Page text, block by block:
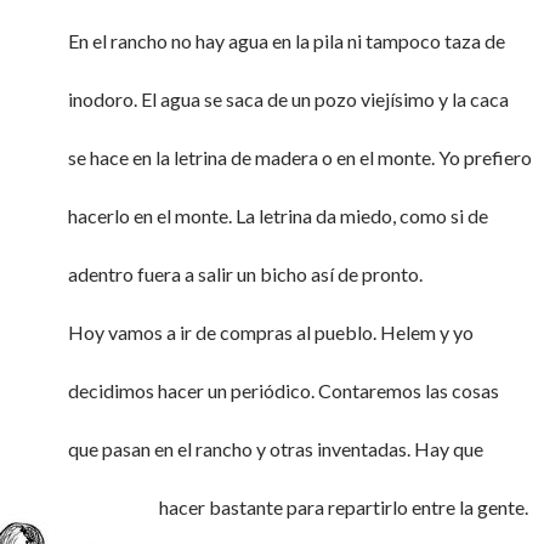
En el rancho no hay agua en la pila ni tampoco taza de
inodoro. El agua se saca de un pozo viejísimo y la caca
se hace en la letrina de madera o en el monte. Yo prefiero
hacerlo en el monte. La letrina da miedo, como si de
adentro fuera a salir un bicho así de pronto.
Hoy vamos a ir de compras al pueblo. Helem y yo
decidimos hacer un periódico. Contaremos las cosas
que pasan en el rancho y otras inventadas. Hay que
hacer bastante para repartirlo entre la gente.